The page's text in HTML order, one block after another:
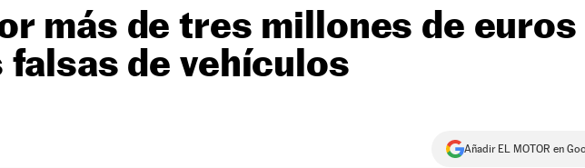
más de tres millones de euros
falsas de vehículos
Añadir EL MOTOR en